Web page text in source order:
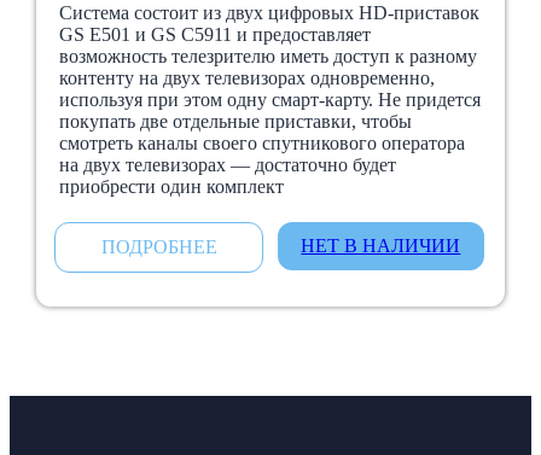
Система состоит из двух цифровых HD-приставок
GS E501 и GS C5911 и предоставляет
возможность телезрителю иметь доступ к разному
контенту на двух телевизорах одновременно,
используя при этом одну смарт-карту. Не придется
покупать две отдельные приставки, чтобы
смотреть каналы своего спутникового оператора
на двух телевизорах — достаточно будет
приобрести один комплект
ПОДРОБНЕЕ НЕТ В НАЛИЧИИ